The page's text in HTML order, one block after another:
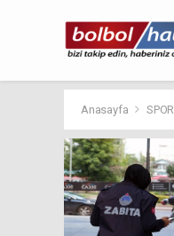
Anasayfa SPOR